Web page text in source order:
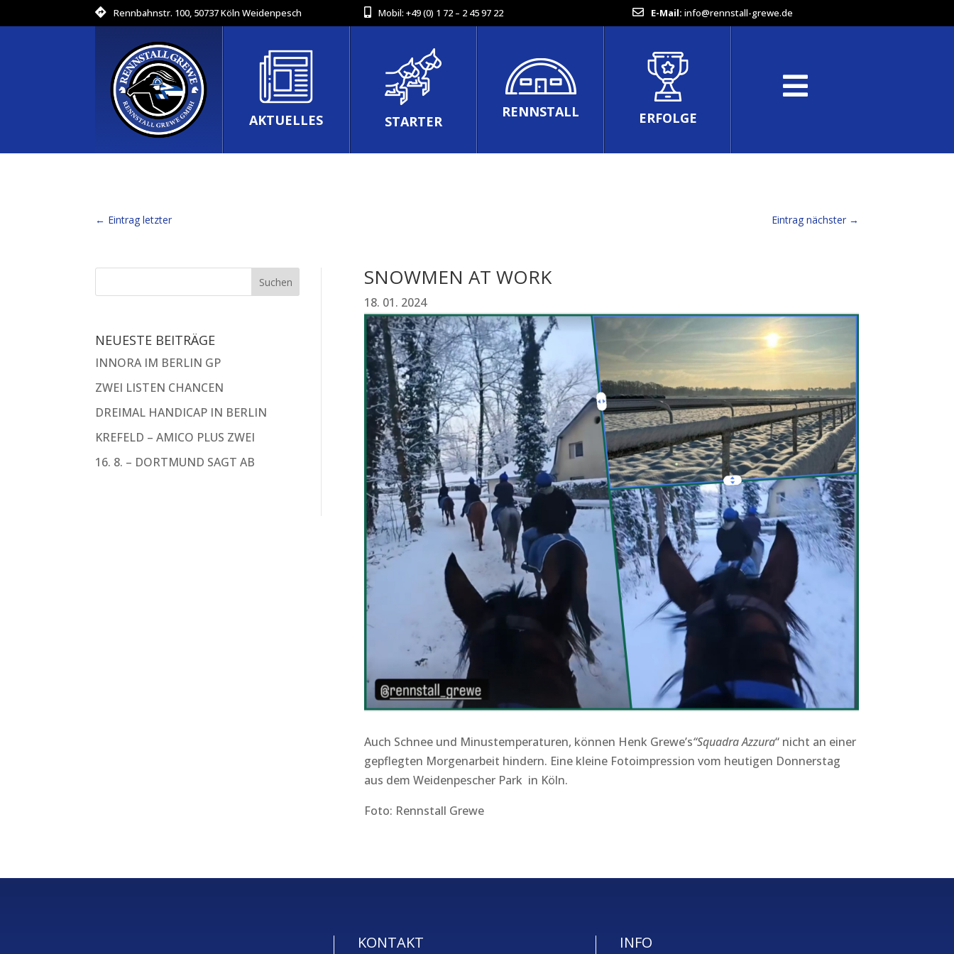
Rennbahnstr. 100, 50737 Köln Weidenpesch Mobil: +49 (0) 1 72 – 2 45 97 22 E-Mail: info@rennstall-grewe.de
AKTUELLES STARTER
RENNSTALL ERFOLGE
← Eintrag letzter Eintrag nächster→
NEUESTE BEITRÄGE
INNORA IM BERLIN GP
ZWEI LISTEN CHANCEN
DREIMAL HANDICAP IN BERLIN
KREFELD – AMICO PLUS ZWEI
16. 8. – DORTMUND SAGT AB
SNOWMEN AT WORK
18. 01. 2024
Auch Schnee und Minustemperaturen, können Henk Grewe’s“Squadra Azzura“ nicht an einer
gepflegten Morgenarbeit hindern. Eine kleine Fotoimpression vom heutigen Donnerstag
aus dem Weidenpescher Park in Köln.
Foto: Rennstall Grewe
KONTAKT INFO